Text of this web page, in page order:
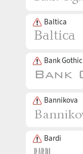
Baltica
Bank Gothic
Bannikova
Bardi